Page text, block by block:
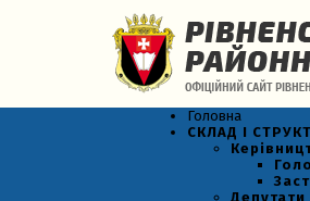
Головна
СКЛАД І
Депутати